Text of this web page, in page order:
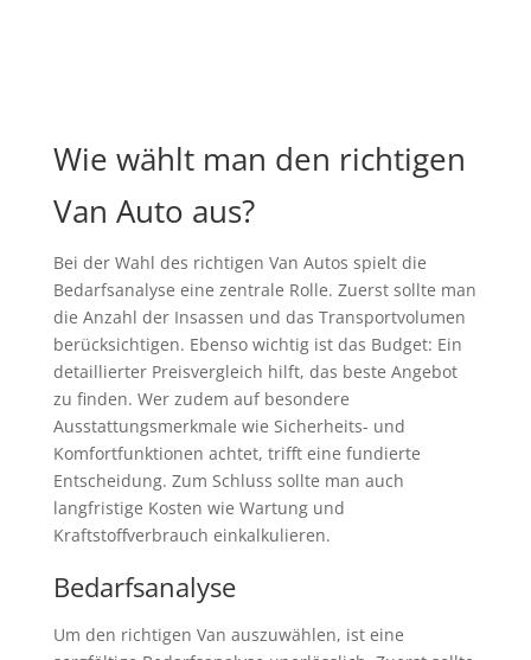
Wie wählt man den richtigen
Van Auto aus?
Bei der Wahl des richtigen Van Autos spielt die
Bedarfsanalyse eine zentrale Rolle. Zuerst sollte man
die Anzahl der Insassen und das Transportvolumen
berücksichtigen. Ebenso wichtig ist das Budget: Ein
detaillierter Preisvergleich hilft, das beste Angebot
zu finden. Wer zudem auf besondere
Ausstattungsmerkmale wie Sicherheits- und
Komfortfunktionen achtet, trifft eine fundierte
Entscheidung. Zum Schluss sollte man auch
langfristige Kosten wie Wartung und
Kraftstoffverbrauch einkalkulieren.
Bedarfsanalyse
Um den richtigen Van auszuwählen, ist eine